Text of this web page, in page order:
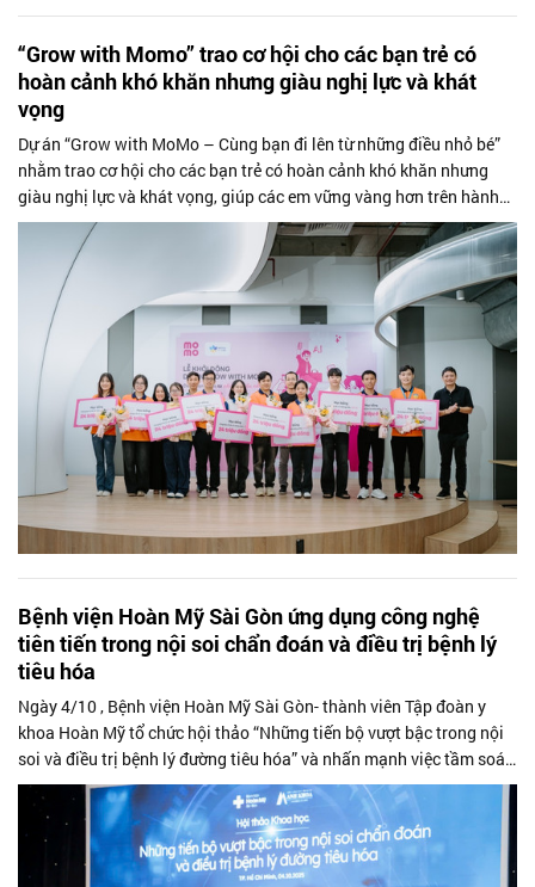
“Grow with Momo” trao cơ hội cho các bạn trẻ có
hoàn cảnh khó khăn nhưng giàu nghị lực và khát
vọng
Dự án “Grow with MoMo – Cùng bạn đi lên từ những điều nhỏ bé”
nhằm trao cơ hội cho các bạn trẻ có hoàn cảnh khó khăn nhưng
giàu nghị lực và khát vọng, giúp các em vững vàng hơn trên hành
trình học tập...
Bệnh viện Hoàn Mỹ Sài Gòn ứng dụng công nghệ
tiên tiến trong nội soi chẩn đoán và điều trị bệnh lý
tiêu hóa
Ngày 4/10 , Bệnh viện Hoàn Mỹ Sài Gòn- thành viên Tập đoàn y
khoa Hoàn Mỹ tổ chức hội thảo “Những tiến bộ vượt bậc trong nội
soi và điều trị bệnh lý đường tiêu hóa” và nhấn mạnh việc tầm soát
chủ động...